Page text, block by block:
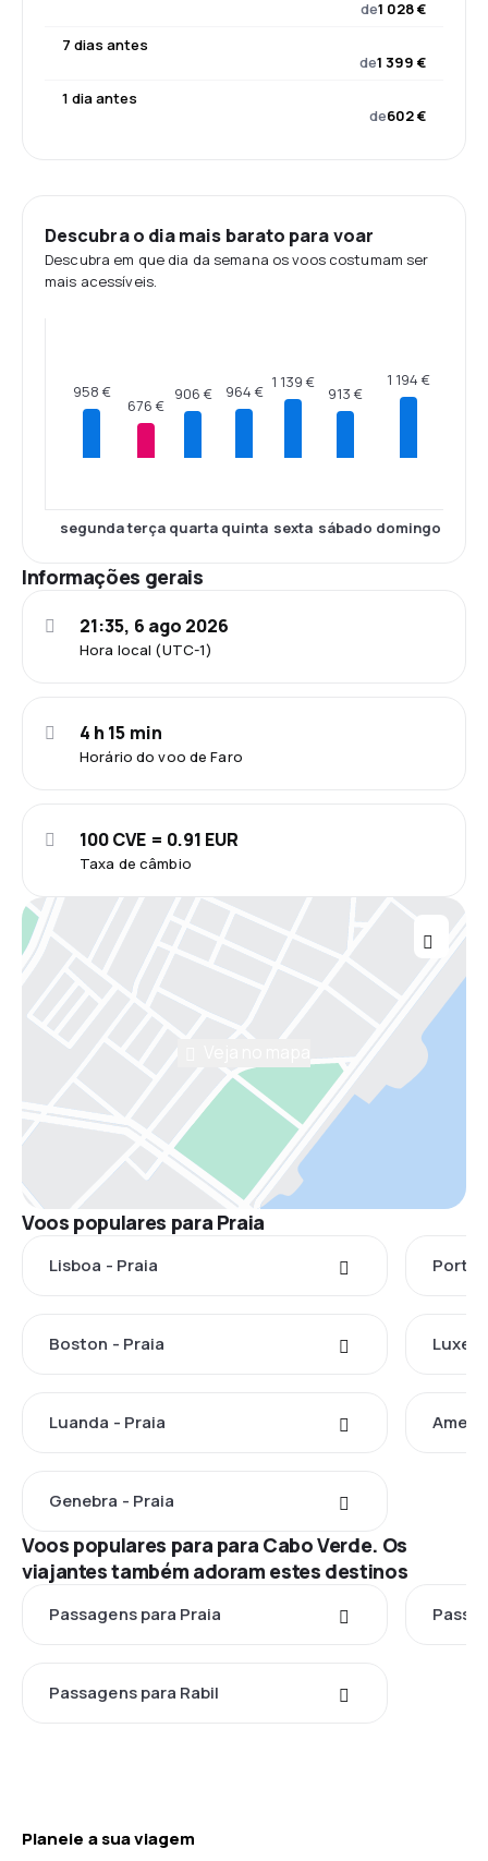
de1 028 €
7 dias antes
de1 399 €
1 dia antes
de602 €
Descubra o dia mais barato para voar
Descubra em que dia da semana os voos costumam ser
mais acessíveis.
958 €
segunda
676 €
terça
906 €
quarta
964 €
quinta
1 139 €
sexta
913 €
sábado
1 194 €
domingo
Informações gerais
Hora local (UTC-1)
21:35, 6 ago 2026
Horário do voo de Faro
4 h 15 min
Taxa de câmbio
100 CVE = 0.91 EUR
Voos populares para Praia
Lisboa - Praia Porto
Boston - Praia
Luanda - Praia
Genebra - Praia
Voos populares para para Cabo Verde. Os
viajantes também adoram estes destinos
Passagens para Praia
Passagens para Rabil
Planeie a sua viagem